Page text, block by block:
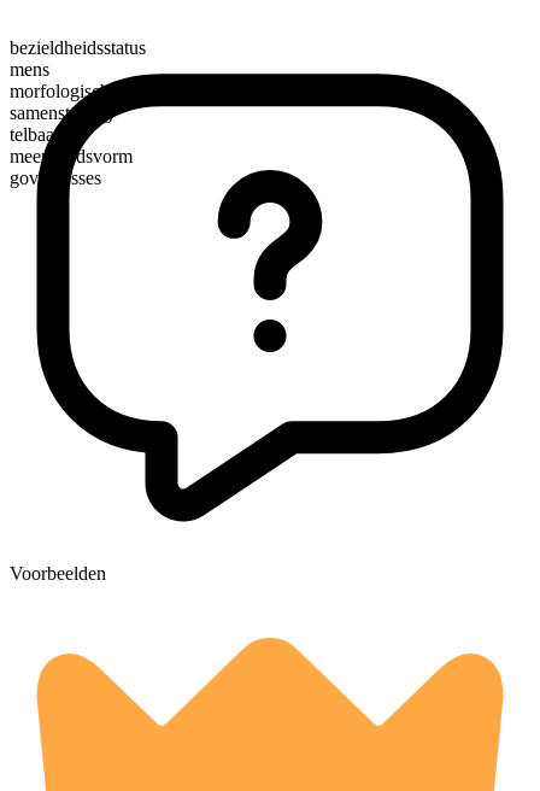
bezieldheidsstatus
mens
morfologische samenstelling
samenstelling
telbaar
meervoudsvorm
governesses
Voorbeelden